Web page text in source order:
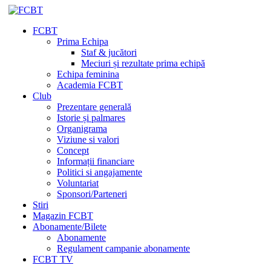
FCBT
Prima Echipa
Staf & jucători
Meciuri și rezultate prima echipă
Echipa feminina
Academia FCBT
Club
Prezentare generală
Istorie și palmares
Organigrama
Viziune si valori
Concept
Informații financiare
Politici si angajamente
Voluntariat
Sponsori/Parteneri
Stiri
Magazin FCBT
Abonamente/Bilete
Abonamente
Regulament campanie abonamente
FCBT TV